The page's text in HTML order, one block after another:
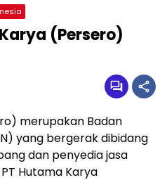
(Persero)
merupakan Badan
yang bergerak dibidang
dan penyedia jasa
Hutama Karya